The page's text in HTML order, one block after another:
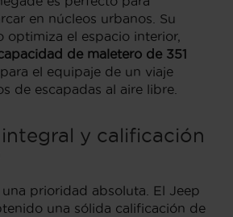
en núcleos urbanos. Su
optimiza el espacio interior,
de maletero de 351
para el equipaje de un viaje
de escapadas al aire libre.
y calificación
prioridad absoluta. El Jeep
una sólida calificación de